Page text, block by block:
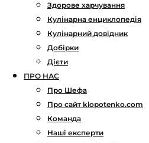
Здорове харчування
Кулінарна енциклопедія
Кулінарний довідник
Добірки
Дієти
ПРО НАС
Про Шефа
Про сайт klopotenko.com
Команда
Наші експерти